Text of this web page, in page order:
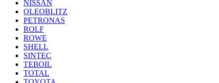
NISSAN
OLEOBLITZ
PETRONAS
ROLF
ROWE
SHELL
SINTEC
TEBOIL
TOTAL